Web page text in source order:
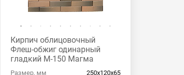
Кирпич облицовочный
Флеш-обжиг одинарный
гладкий М-150 Магма
Размер, мм
250х120х65